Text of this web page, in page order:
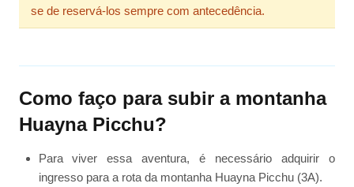
se de reservá-los sempre com antecedência.
Como faço para subir a montanha
Huayna Picchu?
Para viver essa aventura, é necessário adquirir o
ingresso para a rota da montanha Huayna Picchu (3A).